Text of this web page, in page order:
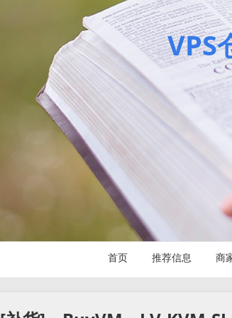
VPS
首页 推荐信息 商